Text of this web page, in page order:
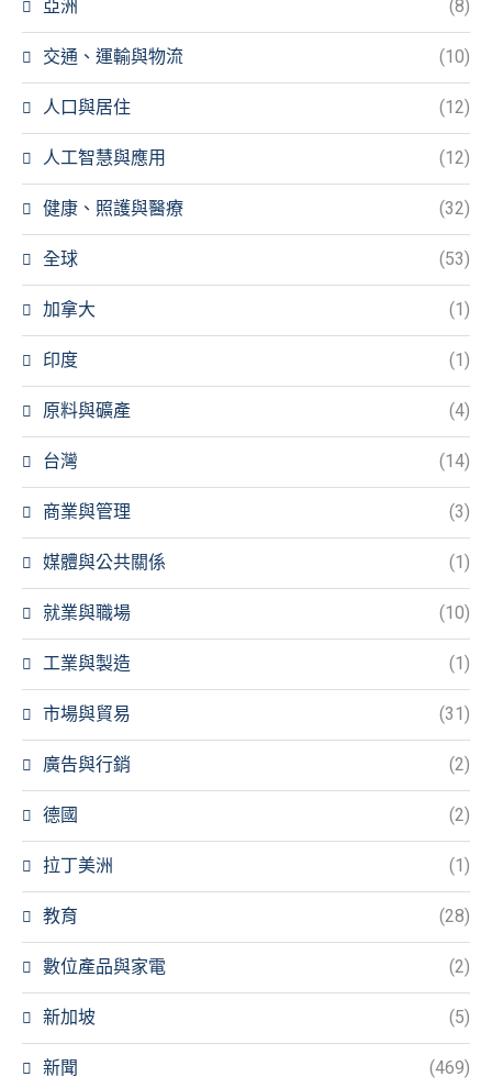
亞洲 (8)
交通、運輸與物流 (10)
人口與居住 (12)
人工智慧與應用 (12)
健康、照護與醫療 (32)
全球 (53)
加拿大 (1)
印度 (1)
原料與礦產 (4)
台灣 (14)
商業與管理 (3)
媒體與公共關係 (1)
就業與職場 (10)
工業與製造 (1)
市場與貿易 (31)
廣告與行銷 (2)
德國 (2)
拉丁美洲 (1)
教育 (28)
數位產品與家電 (2)
新加坡 (5)
新聞 (469)